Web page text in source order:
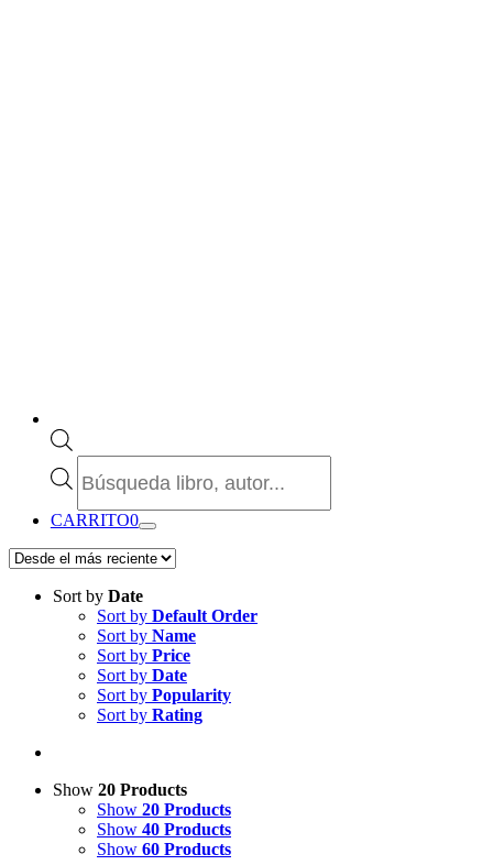
de
CARRITO0
Sort by Date
Sort by Default Order
Sort by Name
Sort by Price
Sort by Date
Sort by Popularity
Sort by Rating
Show 20 Products
Show 20 Products
Show 40 Products
Show 60 Products